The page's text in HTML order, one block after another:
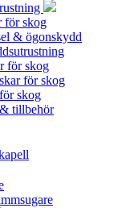
för skog
& ögonskydd
för skog
för skog
skog
tillbehör